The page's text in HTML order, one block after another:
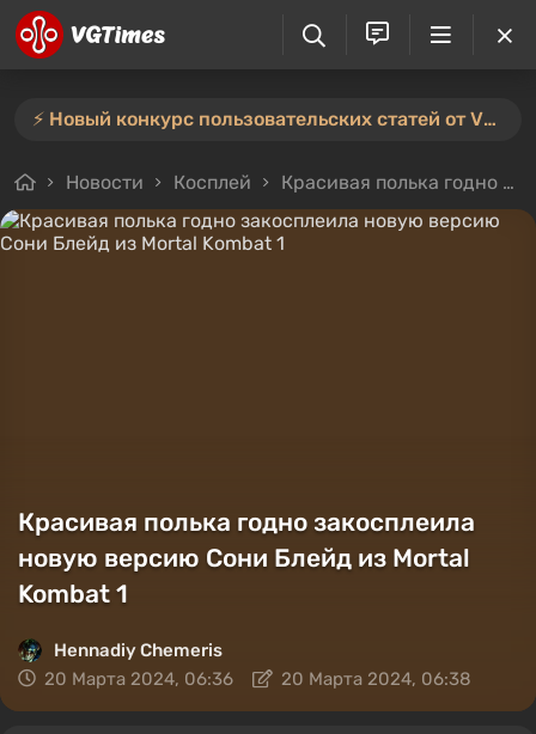
⚡️ Новый конкурс пользовательских статей от VGTimes — участвуйте тут ⚡️
Новости Косплей Красивая полька годно закосплеила новую версию Сони Блейд из Mortal Kombat 1
Красивая полька годно закосплеила
новую версию Сони Блейд из Mortal
Kombat 1
Hennadiy Chemеris
20 Марта 2024, 06:36
20 Марта 2024, 06:38